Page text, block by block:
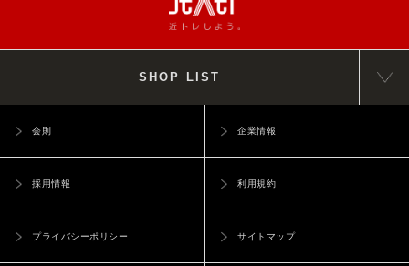
SHOP LIST
会則 企業情報
採用情報 利用規約
プライバシーポリシー サイトマップ